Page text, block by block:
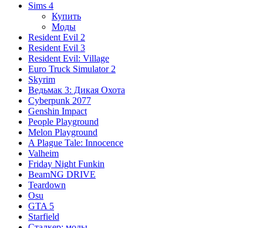
Sims 4
Купить
Моды
Resident Evil 2
Resident Evil 3
Resident Evil: Village
Euro Truck Simulator 2
Skyrim
Ведьмак 3: Дикая Охота
Cyberpunk 2077
Genshin Impact
People Playground
Melon Playground
A Plague Tale: Innocence
Valheim
Friday Night Funkin
BeamNG DRIVE
Teardown
Osu
GTA 5
Starfield